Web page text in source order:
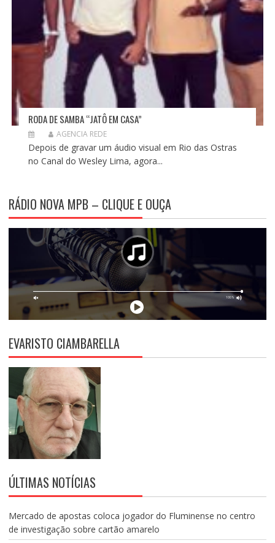
RODA DE SAMBA “JATÔ EM CASA”
AGENCIA REDE
Depois de gravar um áudio visual em Rio das Ostras
no Canal do Wesley Lima, agora...
RÁDIO NOVA MPB – CLIQUE E OUÇA
EVARISTO CIAMBARELLA
ÚLTIMAS NOTÍCIAS
Mercado de apostas coloca jogador do Fluminense no centro
de investigação sobre cartão amarelo